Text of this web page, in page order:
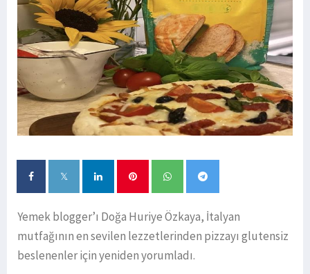
Yemek blogger’ı Doğa Huriye Özkaya, İtalyan
mutfağının en sevilen lezzetlerinden pizzayı glutensiz
beslenenler için yeniden yorumladı.